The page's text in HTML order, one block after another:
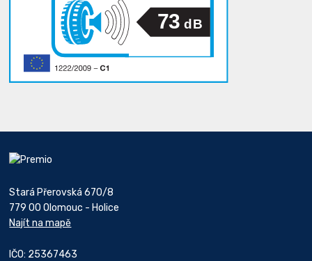
73 dB
Stará Přerovská 670/8
779 00 Olomouc - Holice
Najít na mapě
IČO: 25367463